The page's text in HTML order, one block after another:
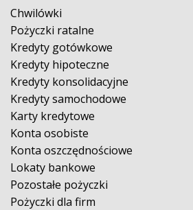
Chwilówki
Pożyczki ratalne
Kredyty gotówkowe
Kredyty hipoteczne
Kredyty konsolidacyjne
Kredyty samochodowe
Karty kredytowe
Konta osobiste
Konta oszczędnościowe
Lokaty bankowe
Pozostałe pożyczki
Pożyczki dla firm